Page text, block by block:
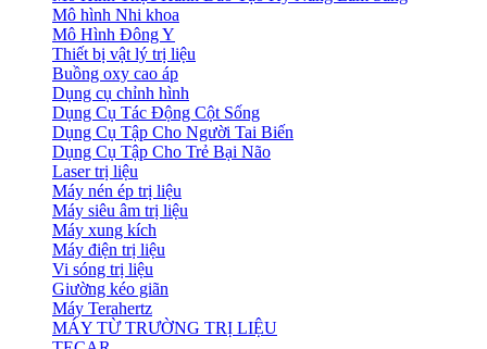
Mô hình Nhi khoa
Mô Hình Đông Y
Thiết bị vật lý trị liệu
Buồng oxy cao áp
Dụng cụ chỉnh hình
Dụng Cụ Tác Động Cột Sống
Dụng Cụ Tập Cho Người Tai Biến
Dụng Cụ Tập Cho Trẻ Bại Não
Laser trị liệu
Máy nén ép trị liệu
Máy siêu âm trị liệu
Máy xung kích
Máy điện trị liệu
Vi sóng trị liệu
Giường kéo giãn
Máy Terahertz
MÁY TỪ TRƯỜNG TRỊ LIỆU